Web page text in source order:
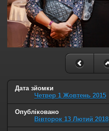
Дата зйомки
Четвер 1 Жовтень 2015
Опубліковано
Вівторок 13 Лютий 2018